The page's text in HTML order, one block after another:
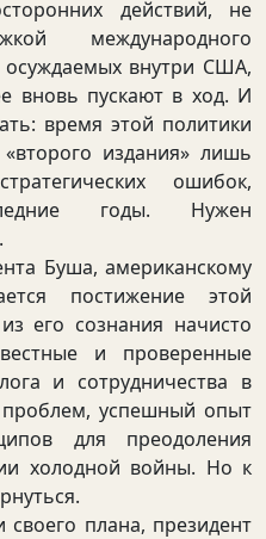
действий, не
международного
внутри США,
вновь пускают в ход. И
время этой политики
издания» лишь
ошибок,
годы. Нужен
Буша, американскому
постижение этой
его сознания начисто
и проверенные
и сотрудничества в
успешный опыт
для преодоления
холодной войны. Но к
плана, президент